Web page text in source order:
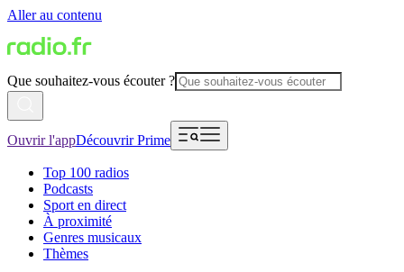
Aller au contenu
Que souhaitez-vous écouter ?
Ouvrir l'appDécouvrir Prime
Top 100 radios
Podcasts
Sport en direct
À proximité
Genres musicaux
Thèmes